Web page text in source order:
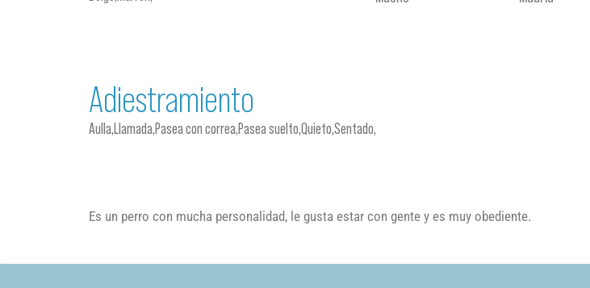
Adiestramiento
Aulla,Llamada,Pasea con correa,Pasea suelto,Quieto,Sentado,
Es un perro con mucha personalidad, le gusta estar con gente y es muy obediente.